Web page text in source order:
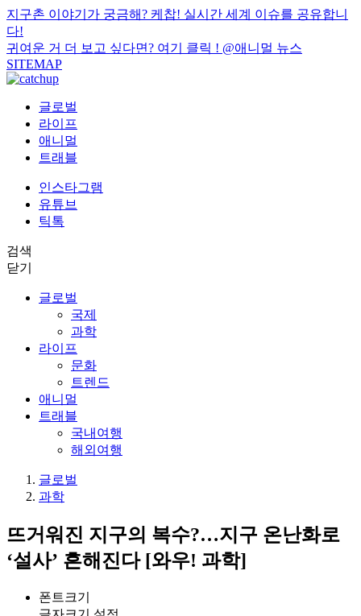
지구촌 이야기가 궁금해? 케찹! 실시간 세계 이슈를 공유합니
다!
귀여운 거 더 보고 싶다면? 여기 클릭 ! @애니멀 뉴스
SITEMAP
글로벌
라이프
애니멀
트래블
인스타그램
유튜브
틱톡
검색
닫기
글로벌
국제
과학
라이프
문화
트렌드
애니멀
트래블
국내여행
해외여행
글로벌
과학
뜨거워진 지구의 복수?…지구 온난화로
‘설사’ 흔해진다 [와우! 과학]
폰트크기